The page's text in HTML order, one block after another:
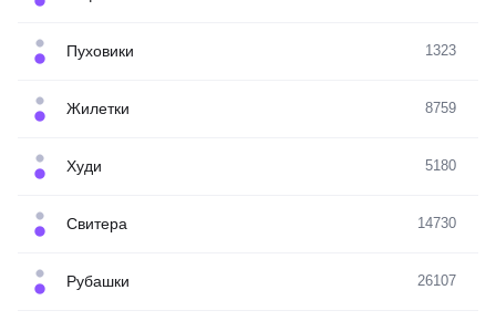
Пуховики 1323
Жилетки 8759
Худи 5180
Свитера 14730
Рубашки 26107